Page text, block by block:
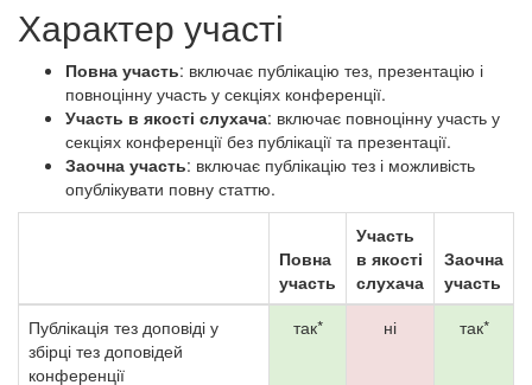
Характер участі
Повна участь: включає публікацію тез, презентацію і
повноцінну участь у секціях конференції.
Участь в якості слухача: включає повноцінну участь у
секціях конференції без публікації та презентації.
Заочна участь: включає публікацію тез і можливість
опублікувати повну статтю.
Повна
участь
Участь
в якості
слухача
Заочна
участь
Публікація тез доповіді у
збірці тез доповідей
конференції
так* ні так*